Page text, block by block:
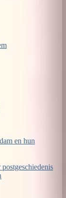
en hun